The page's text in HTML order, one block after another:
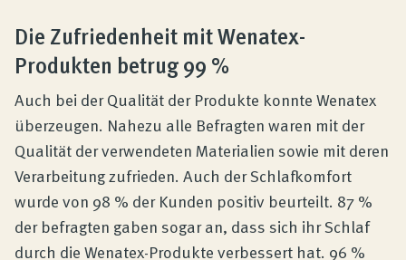
Die Zufriedenheit mit Wenatex-
Produkten betrug 99 %
Auch bei der Qualität der Produkte konnte Wenatex
überzeugen. Nahezu alle Befragten waren mit der
Qualität der verwendeten Materialien sowie mit deren
Verarbeitung zufrieden. Auch der Schlafkomfort
wurde von 98 % der Kunden positiv beurteilt. 87 %
der befragten gaben sogar an, dass sich ihr Schlaf
durch die Wenatex-Produkte verbessert hat. 96 %